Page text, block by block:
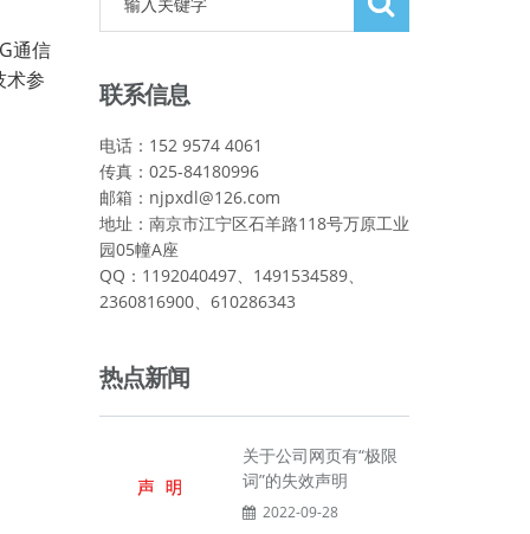
通信
术参
联系信息
电话：152 9574 4061
传真：025-84180996
邮箱：njpxdl@126.com
地址：南京市江宁区石羊路118号万原工业
园05幢A座
QQ：1192040497、1491534589、
2360816900、610286343
热点新闻
关于公司网页有“极限
词”的失效声明
2022-09-28